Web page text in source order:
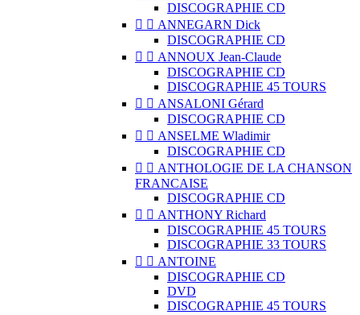
DISCOGRAPHIE CD
  ANNEGARN Dick
DISCOGRAPHIE CD
  ANNOUX Jean-Claude
DISCOGRAPHIE CD
DISCOGRAPHIE 45 TOURS
  ANSALONI Gérard
DISCOGRAPHIE CD
  ANSELME Wladimir
DISCOGRAPHIE CD
  ANTHOLOGIE DE LA CHANSON
FRANCAISE
DISCOGRAPHIE CD
  ANTHONY Richard
DISCOGRAPHIE 45 TOURS
DISCOGRAPHIE 33 TOURS
  ANTOINE
DISCOGRAPHIE CD
DVD
DISCOGRAPHIE 45 TOURS